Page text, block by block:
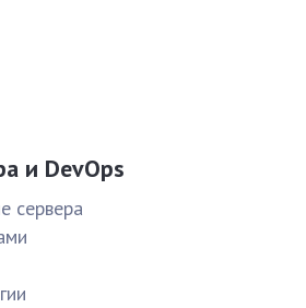
и DevOps
сервера